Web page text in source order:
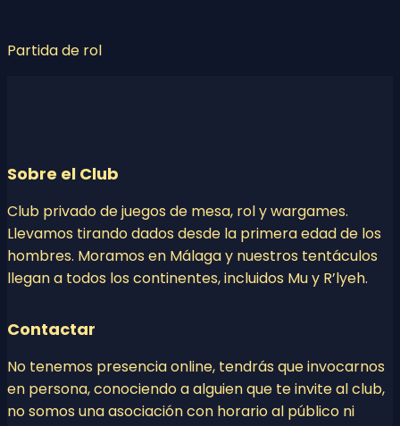
Partida de rol
Sobre el Club
Club privado de juegos de mesa, rol y wargames.
Llevamos tirando dados desde la primera edad de los
hombres. Moramos en Málaga y nuestros tentáculos
llegan a todos los continentes, incluidos Mu y R’lyeh.
Contactar
No tenemos presencia online, tendrás que invocarnos
en persona, conociendo a alguien que te invite al club,
no somos una asociación con horario al público ni